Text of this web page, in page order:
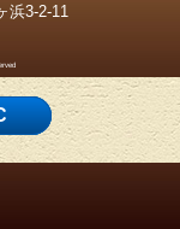
浜3-2-11